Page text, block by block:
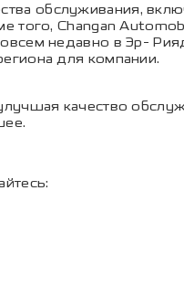
обслуживания,
того, Changan
недавно в Эр-
для компании.
качество